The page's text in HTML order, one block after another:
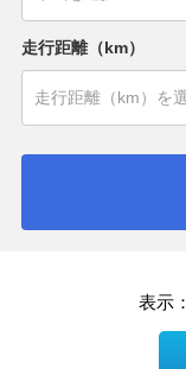
走行距離（km）
表示：